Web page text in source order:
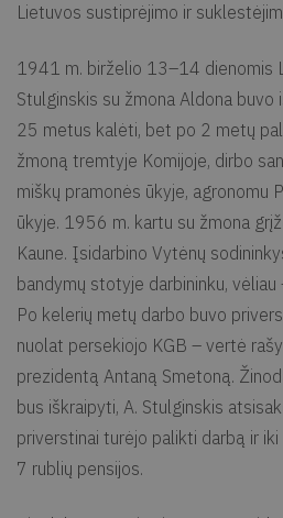
Lietuvos sustiprėjimo ir
1941 m. birželio 13–14 dienomis
Stulginskis su žmona Aldona
25 metus kalėti, bet po 2 metų
žmoną tremtyje Komijoje, dirbo
miškų pramonės ūkyje, agronomu
ūkyje. 1956 m. kartu su žmona
Kaune. Įsidarbino Vytėnų
bandymų stotyje darbininku,
Po kelerių metų darbo buvo
nuolat persekiojo KGB – vertė
prezidentą Antaną Smetoną.
bus iškraipyti, A. Stulginskis
priverstinai turėjo palikti darbą ir
7 rublių pensijos.